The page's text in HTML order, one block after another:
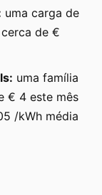
uma carga de
de €
uma família
€ 4 este mês
/kWh média